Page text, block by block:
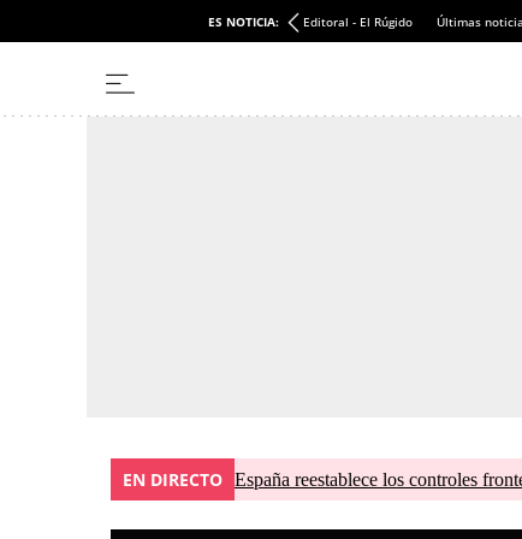
ES NOTICIA: Editoral - El Rúgido Últimas
EN DIRECTO España reestablece los controles